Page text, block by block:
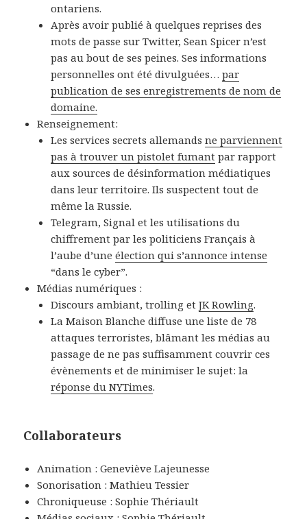
ontariens.
Après avoir publié à quelques reprises des
mots de passe sur Twitter, Sean Spicer n’est
pas au bout de ses peines. Ses informations
personnelles ont été divulguées…par
publication de ses enregistrements de nom de
domaine.
Renseignement:
Les services secrets allemandsne parviennent
pas à trouver un pistolet fumant par rapport
aux sources de désinformation médiatiques
dans leur territoire. Ils suspectent tout de
même la Russie.
Telegram, Signal et les utilisations du
chiffrement par les politiciens Français à
l’aube d’uneélection qui s’annonce intense
“dans le cyber”.
Médias numériques :
Discours ambiant, trolling etJK Rowling.
La Maison Blanche diffuse une liste de 78
attaques terroristes, blâmant les médias au
passage de ne pas suffisamment couvrir ces
évènements et de minimiser le sujet: la
réponse du NYTimes.
Collaborateurs
Animation : Geneviève Lajeunesse
Sonorisation : Mathieu Tessier
Chroniqueuse : Sophie Thériault